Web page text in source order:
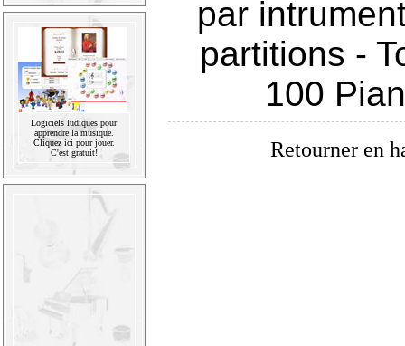
Logiciels ludiques pour
apprendre la musique.
Cliquez ici pour jouer.
C'est gratuit!
par
partitions -
100
Retourner en